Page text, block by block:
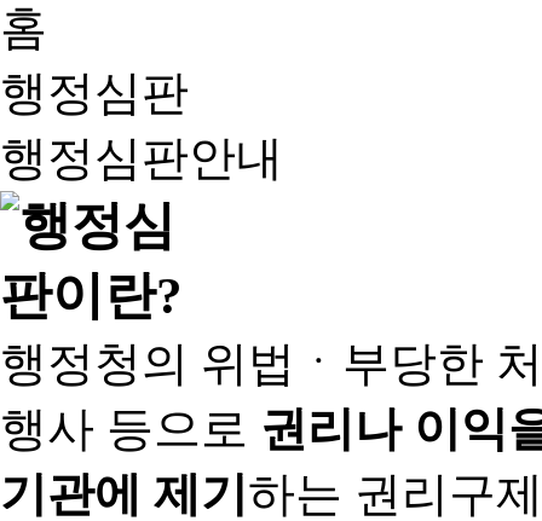
홈
행정심판
행정심판안내
행정청의 위법ㆍ부당한
행사 등으로 권리나 이익
기관에 제기하는 권리구